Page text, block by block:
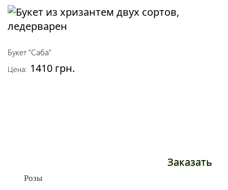
Букет "Саба"
Цена: 1410 грн.
Заказать
Розы